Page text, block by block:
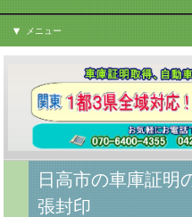
メニュー
日高市の車庫証明
張封印